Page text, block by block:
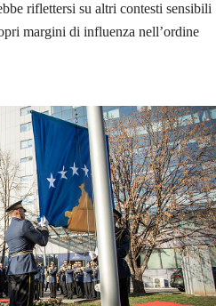
riflettersi su altri contesti sensibili
margini di influenza nell’ordine